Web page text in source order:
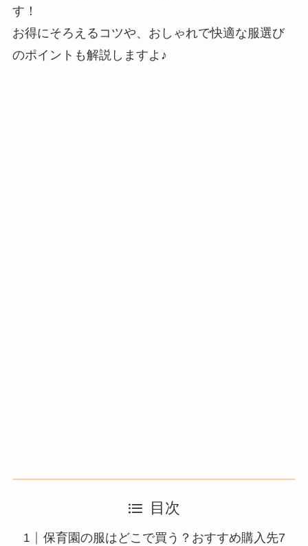
す！
お得にそろえるコツや、おしゃれで快適な服選び
のポイントも解説しますよ♪
目次
保育園の服はどこで買う？おすすめ購入先7